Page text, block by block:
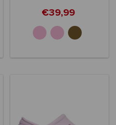
€39,99